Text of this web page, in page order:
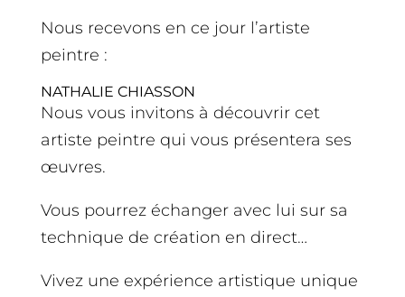
Nous recevons en ce jour l’artiste
peintre :
NATHALIE CHIASSON
Nous vous invitons à découvrir cet
artiste peintre qui vous présentera ses
œuvres.
Vous pourrez échanger avec lui sur sa
technique de création en direct…
Vivez une expérience artistique unique